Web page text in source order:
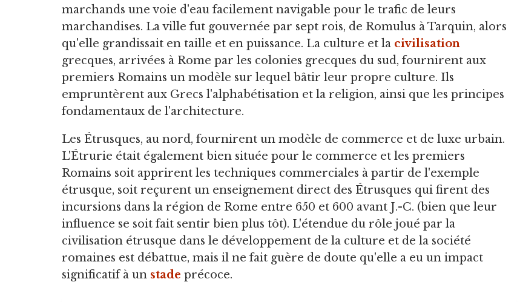
marchands une voie d'eau facilement navigable pour le trafic de leurs
marchandises. La ville fut gouvernée par sept rois, de Romulus à Tarquin, alors
qu'elle grandissait en taille et en puissance. La culture et la civilisation
grecques, arrivées à Rome par les colonies grecques du sud, fournirent aux
premiers Romains un modèle sur lequel bâtir leur propre culture. Ils
empruntèrent aux Grecs l'alphabétisation et la religion, ainsi que les principes
fondamentaux de l'architecture.
Les Étrusques, au nord, fournirent un modèle de commerce et de luxe urbain.
L'Étrurie était également bien située pour le commerce et les premiers
Romains soit apprirent les techniques commerciales à partir de l'exemple
étrusque, soit reçurent un enseignement direct des Étrusques qui firent des
incursions dans la région de Rome entre 650 et 600 avant J.-C. (bien que leur
influence se soit fait sentir bien plus tôt). L'étendue du rôle joué par la
civilisation étrusque dans le développement de la culture et de la société
romaines est débattue, mais il ne fait guère de doute qu'elle a eu un impact
significatif à un stade précoce.